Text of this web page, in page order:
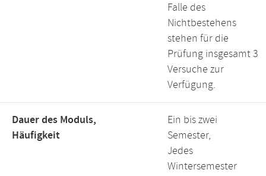
Falle des
Nichtbestehens
stehen für die
Prüfung insgesamt 3
Versuche zur
Verfügung.
Dauer des Moduls,
Häufigkeit
Ein bis zwei
Semester,
Jedes
Wintersemester